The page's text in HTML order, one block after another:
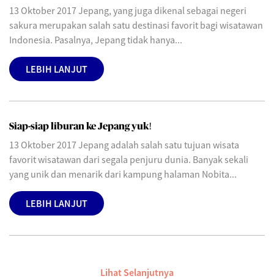
13 Oktober 2017 Jepang, yang juga dikenal sebagai negeri
sakura merupakan salah satu destinasi favorit bagi wisatawan
Indonesia. Pasalnya, Jepang tidak hanya...
LEBIH LANJUT
Siap-siap liburan ke Jepang yuk!
13 Oktober 2017 Jepang adalah salah satu tujuan wisata
favorit wisatawan dari segala penjuru dunia. Banyak sekali
yang unik dan menarik dari kampung halaman Nobita...
LEBIH LANJUT
Lihat Selanjutnya